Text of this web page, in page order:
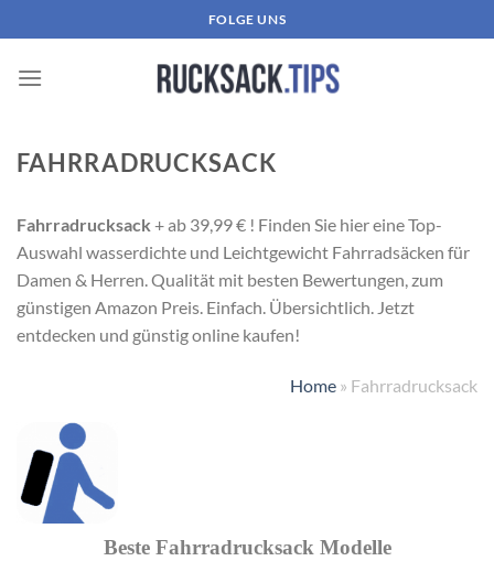
Inhalt
springen
FOLGE UNS
FAHRRADRUCKSACK
Fahrradrucksack + ab 39,99 € ! Finden Sie hier eine Top-
Auswahl wasserdichte und Leichtgewicht Fahrradsäcken für
Damen & Herren. Qualität mit besten Bewertungen, zum
günstigen Amazon Preis. Einfach. Übersichtlich. Jetzt
entdecken und günstig online kaufen!
Home » Fahrradrucksack
Beste Fahrradrucksack Modelle